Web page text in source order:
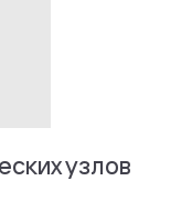
узлов